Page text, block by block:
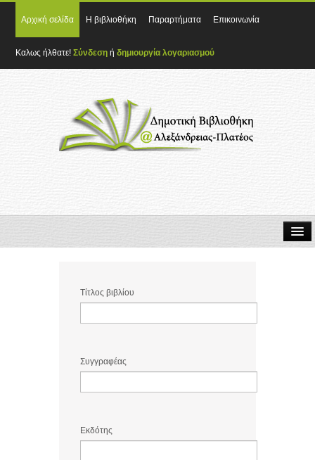
Αρχική σελίδα Η βιβλιοθήκη Παραρτήματα Επικοινωνία
Καλως ήλθατε!Σύνδεση ήδημιουργία λογαριασμού
Τίτλος βιβλίου
Συγγραφέας
Εκδότης